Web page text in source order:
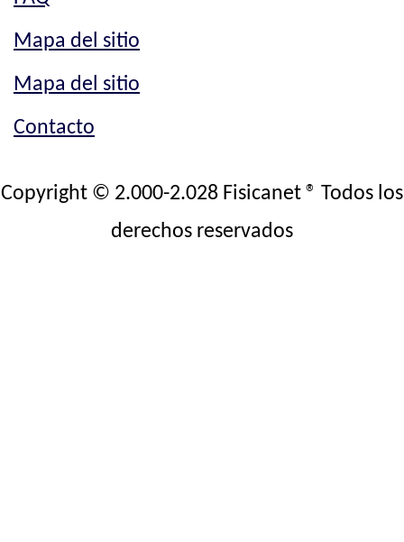
Mapa del sitio
Mapa del sitio
Contacto
Copyright © 2.000-2.028 Fisicanet ® Todos los
derechos reservados